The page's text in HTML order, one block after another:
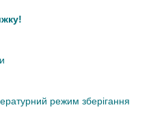
режим зберігання